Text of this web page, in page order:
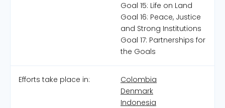
Goal 15: Life on Land
Goal 16: Peace, Justice
and Strong Institutions
Goal 17: Partnerships for
the Goals
Efforts take place in:
Colombia
Denmark
Indonesia